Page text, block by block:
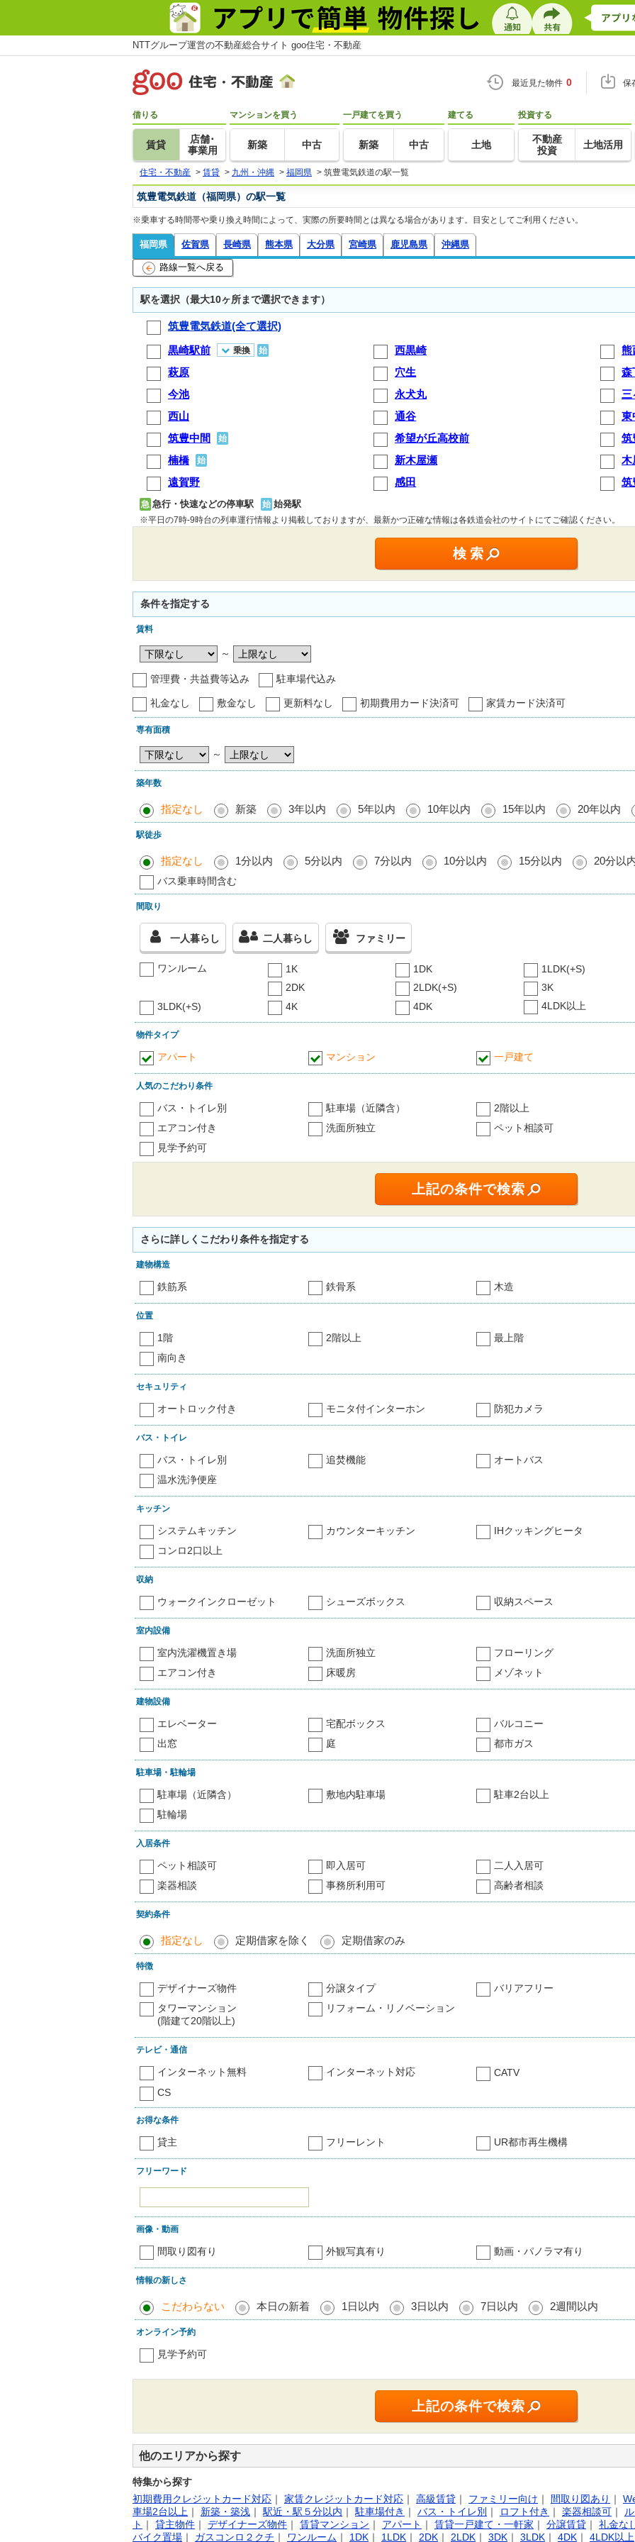
NTTグループ運営の不動産総合サイト goo住宅・不動産
最近見た物件 0 保
借りる
賃貸
店舗･
事業用
マンションを買う
新築 中古
一戸建てを買う
新築 中古
建てる
土地
投資する
不動産
投資
土地活用
住宅・不動産 > 賃貸 > 九州・沖縄 > 福岡県 > 筑豊電気鉄道の駅一覧
筑豊電気鉄道（福岡県）の駅一覧
※乗車する時間帯や乗り換え時間によって、実際の所要時間とは異なる場合があります。目安としてご利用ください。
福岡県 佐賀県 長崎県 熊本県 大分県 宮崎県 鹿児島県 沖縄県
路線一覧へ戻る
駅を選択（最大10ヶ所まで選択できます）
筑豊電気鉄道(全て選択)
黒崎駅前
乗換 始 西黒崎
熊
萩原
穴生
森
今池
永犬丸
三
西山
通谷
東
筑豊中間
始 希望が丘高校前
筑
楠橋
始 新木屋瀬
木
遠賀野
感田 筑
急 急行・快速などの停車駅 始 始発駅
※平日の7時-9時台の列車運行情報より掲載しておりますが、最新かつ正確な情報は各鉄道会社のサイトにてご確認ください。
条件を指定する
賃料
～
管理費・共益費等込み 駐車場代込み
礼金なし 敷金なし 更新料なし 初期費用カード決済可 家賃カード決済可
専有面積
～
築年数
指定なし 新築 3年以内 5年以内 10年以内 15年以内 20年以内
駅徒歩
指定なし 1分以内 5分以内 7分以内 10分以内 15分以内 20分以
バス乗車時間含む
間取り
一人暮らし 二人暮らし ファミリー
ワンルーム 1K 1DK 1LDK(+S)
2DK
2LDK(+S) 3K
3LDK(+S)
4K 4DK 4LDK以上
物件タイプ
アパート マンション 一戸建て
人気のこだわり条件
バス・トイレ別 駐車場（近隣含） 2階以上
エアコン付き
洗面所独立 ペット相談可
見学予約可
さらに詳しくこだわり条件を指定する
建物構造
鉄筋系 鉄骨系 木造
位置
1階 2階以上 最上階
南向き
セキュリティ
オートロック付き モニタ付インターホン 防犯カメラ
バス・トイレ
バス・トイレ別 追焚機能 オートバス
温水洗浄便座
キッチン
システムキッチン カウンターキッチン IHクッキングヒータ
コンロ2口以上
収納
ウォークインクローゼット シューズボックス 収納スペース
室内設備
室内洗濯機置き場 洗面所独立 フローリング
エアコン付き
床暖房 メゾネット
建物設備
エレベーター 宅配ボックス バルコニー
出窓
庭 都市ガス
駐車場・駐輪場
駐車場（近隣含） 敷地内駐車場 駐車2台以上
駐輪場
入居条件
ペット相談可 即入居可 二人入居可
楽器相談
事務所利用可 高齢者相談
契約条件
指定なし 定期借家を除く 定期借家のみ
特徴
デザイナーズ物件 分譲タイプ バリアフリー
タワーマンション
(階建て20階以上)
リフォーム・リノベーション
テレビ・通信
インターネット無料 インターネット対応 CATV
CS
お得な条件
貸主 フリーレント UR都市再生機構
フリーワード
画像・動画
間取り図有り 外観写真有り 動画・パノラマ有り
情報の新しさ
こだわらない 本日の新着 1日以内 3日以内 7日以内 2週間以内
オンライン予約
見学予約可
他のエリアから探す
特集から探す
初期費用クレジットカード対応 ｜ 家賃クレジットカード対応 ｜ 高級賃貸 ｜ ファミリー向け ｜ 間取り図あり ｜
車場2台以上 ｜ 新築・築浅 ｜駅近・駅５分以内 ｜駐車場付き ｜ バス・トイレ別 ｜ ロフト付き ｜ 楽器相談可 ｜
ト ｜ 貸主物件 ｜ デザイナーズ物件 ｜ 賃貸マンション ｜ アパート ｜ 賃貸一戸建て・一軒家 ｜ 分譲賃貸 ｜ 礼金な
バイク置場 ｜ ガスコンロ２クチ ｜ ワンルーム ｜ 1DK ｜ 1LDK ｜ 2DK ｜ 2LDK ｜ 3DK ｜ 3LDK ｜ 4DK ｜ 4LDK以上